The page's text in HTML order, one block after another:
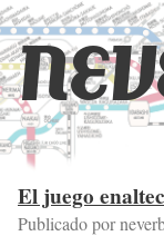
El juego
Publicado por